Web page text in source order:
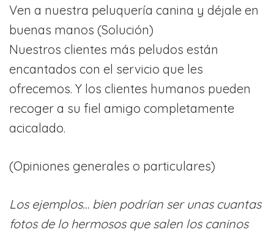
Ven a nuestra peluquería canina y déjale en
buenas manos (Solución)
Nuestros clientes más peludos están
encantados con el servicio que les
ofrecemos. Y los clientes humanos pueden
recoger a su fiel amigo completamente
acicalado.
(Opiniones generales o particulares)
Los ejemplos… bien podrían ser unas cuantas
fotos de lo hermosos que salen los caninos